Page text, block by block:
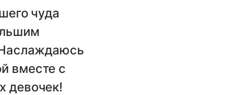
чуда
вместе с
девочек!